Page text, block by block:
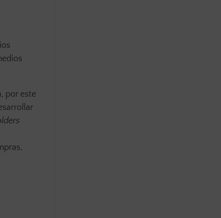
por este